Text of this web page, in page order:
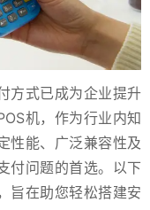
方式已成为企业提升
机，作为行业内知
性能、广泛兼容性及
付问题的首选。以下
旨在助您轻松搭建安